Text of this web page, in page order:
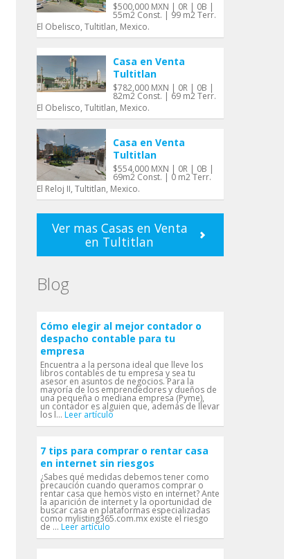
$500,000 MXN | 0R | 0B |
55m2 Const. | 99 m2 Terr.
El Obelisco, Tultitlan, Mexico.
Casa en Venta
Tultitlan
$782,000 MXN | 0R | 0B |
82m2 Const. | 69 m2 Terr.
El Obelisco, Tultitlan, Mexico.
Casa en Venta
Tultitlan
$554,000 MXN | 0R | 0B |
69m2 Const. | 0 m2 Terr.
El Reloj II, Tultitlan, Mexico.
Ver mas Casas en Venta
en Tultitlan
Blog
Cómo elegir al mejor contador o
despacho contable para tu
empresa
Encuentra a la persona ideal que lleve los
libros contables de tu empresa y sea tu
asesor en asuntos de negocios. Para la
mayoría de los emprendedores y dueños de
una pequeña o mediana empresa (Pyme),
un contador es alguien que, además de llevar
los l... Leer artículo
7 tips para comprar o rentar casa
en internet sin riesgos
¿Sabes qué medidas debemos tener como
precaución cuando queramos comprar o
rentar casa que hemos visto en internet? Ante
la aparición de internet y la oportunidad de
buscar casa en plataformas especializadas
como mylisting365.com.mx existe el riesgo
de ... Leer artículo